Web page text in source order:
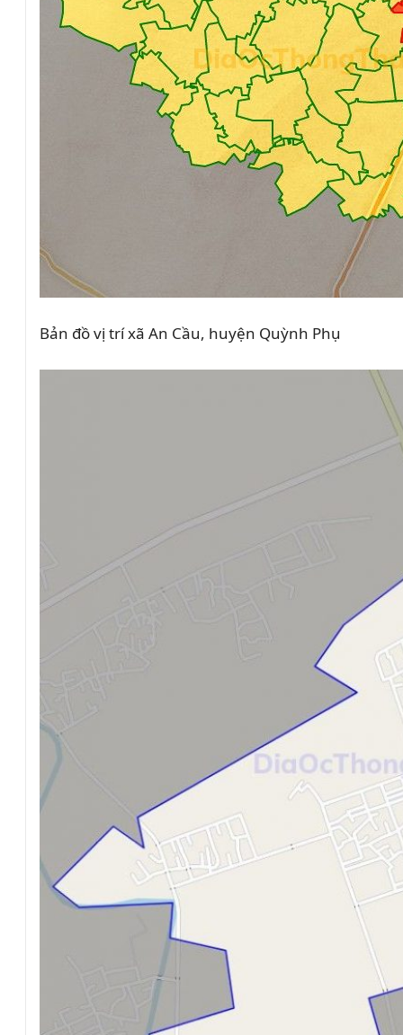
Bản đồ vị trí xã An Cầu, huyện Quỳnh Phụ